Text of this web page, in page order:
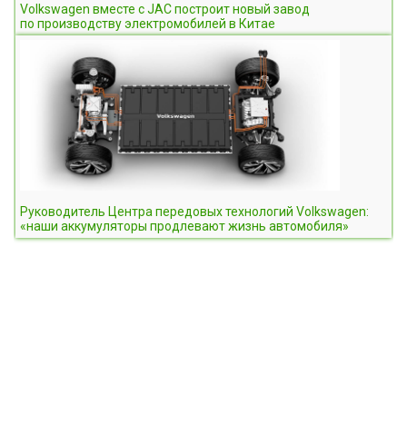
Volkswagen вместе с JAC построит новый завод
по производству электромобилей в Китае
Руководитель Центра передовых технологий Volkswagen:
«наши аккумуляторы продлевают жизнь автомобиля»